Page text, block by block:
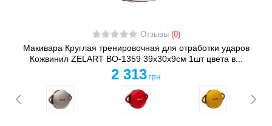
Отзывы (0)
Макивара Круглая тренировочная для отработки ударов
Кожвинил ZELART BO-1359 39x30x9см 1шт цвета в...
2 313 грн